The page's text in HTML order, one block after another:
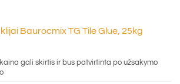
Baurocmix TG Tile Glue, 25kg
gali skirtis ir bus patvirtinta po užsakymo